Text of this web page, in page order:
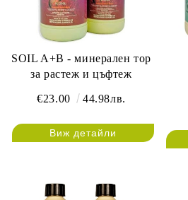
SOIL A+B - минерален тор
за растеж и цъфтеж
€23.00 44.98лв.
Виж детайли